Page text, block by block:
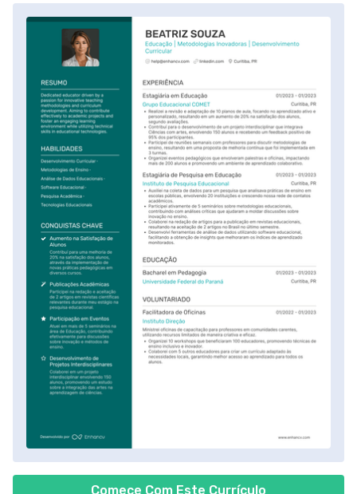
Comece Com Este Currículo